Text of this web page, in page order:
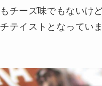
チーズ味でもないけ
テイストとなってい